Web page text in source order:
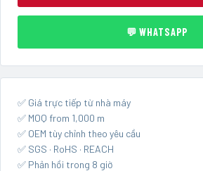
💬 WHATSAPP
✅ Giá trực tiếp từ nhà máy
✅ MOQ from 1,000 m
✅ OEM tùy chỉnh theo yêu cầu
✅ SGS · RoHS · REACH
✅ Phản hồi trong 8 giờ